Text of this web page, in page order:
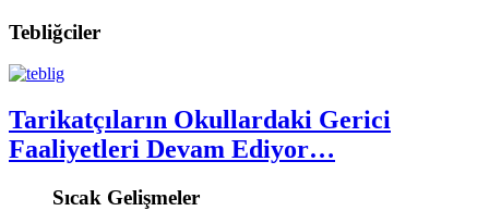
Tebliğciler
Tarikatçıların Okullardaki Gerici
Faaliyetleri Devam Ediyor…
Sıcak Gelişmeler